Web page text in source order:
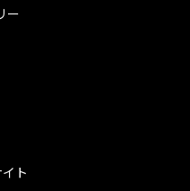
ー
ト